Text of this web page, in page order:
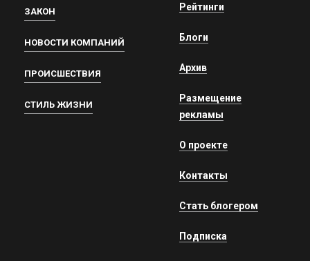
ЗАКОН
НОВОСТИ КОМПАНИЙ
ПРОИСШЕСТВИЯ
СТИЛЬ ЖИЗНИ
Рейтинги
Блоги
Архив
Размещение
рекламы
О проекте
Контакты
Стать блогером
Подписка